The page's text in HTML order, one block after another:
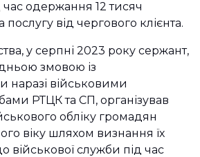
час одержання 12 тисяч
послугу від чергового клієнта.
у серпні 2023 року сержант,
змовою із
наразі військовими
РТЦК та СП, організував
обліку громадян
віку шляхом визнання їх
служби під час